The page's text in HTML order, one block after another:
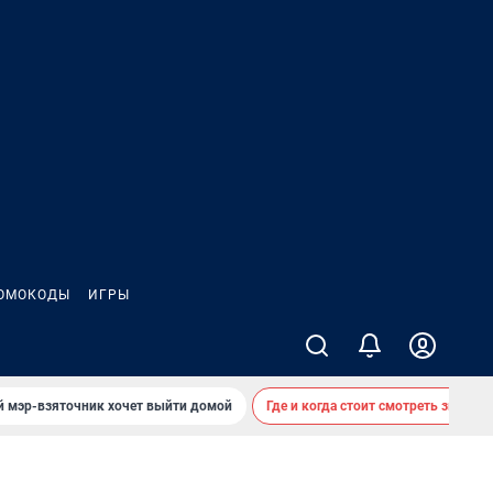
ИГРЫ
мэр-взяточник хочет выйти домой Где и когда стоит смотреть